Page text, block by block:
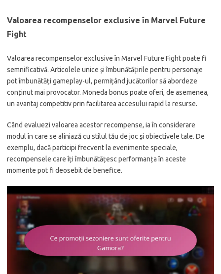
Valoarea recompenselor exclusive în Marvel Future
Fight
Valoarea recompenselor exclusive în Marvel Future Fight poate fi
semnificativă. Articolele unice și îmbunătățirile pentru personaje
pot îmbunătăți gameplay-ul, permițând jucătorilor să abordeze
conținut mai provocator. Moneda bonus poate oferi, de asemenea,
un avantaj competitiv prin facilitarea accesului rapid la resurse.
Când evaluezi valoarea acestor recompense, ia în considerare
modul în care se aliniază cu stilul tău de joc și obiectivele tale. De
exemplu, dacă participi frecvent la evenimente speciale,
recompensele care îți îmbunătățesc performanța în aceste
momente pot fi deosebit de benefice.